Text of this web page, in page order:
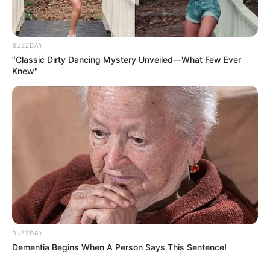
BUZZDAY
“Classic Dirty Dancing Mystery Unveiled—What Few Ever
Knew"
BUZZDAY
Dementia Begins When A Person Says This Sentence!